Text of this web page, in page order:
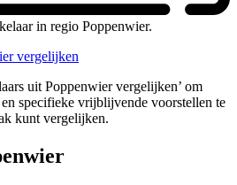
in regio Poppenwier.
vergelijken
uit Poppenwier vergelijken’ om
specifieke vrijblijvende voorstellen te
kunt vergelijken.